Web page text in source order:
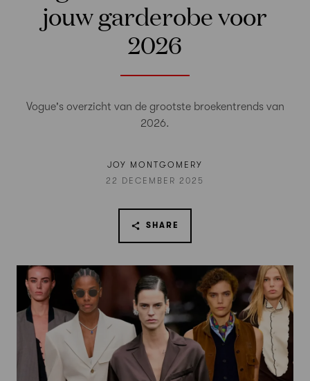
jouw garderobe voor
2026
Vogue's overzicht van de grootste broekentrends van
2026.
JOY MONTGOMERY
22 DECEMBER 2025
SHARE